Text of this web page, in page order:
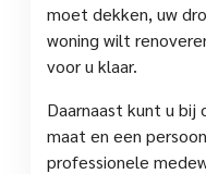
moet dekken, uw
woning wilt
voor u klaar.
Daarnaast kunt u
maat en een
professionele